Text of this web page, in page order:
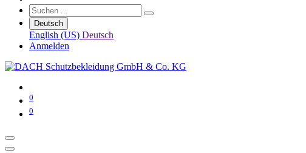
Deutsch
English (US) Deutsch
Anmelden
0
0